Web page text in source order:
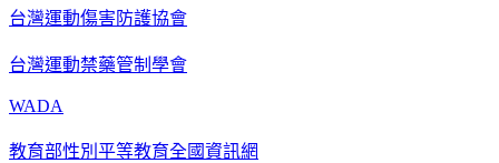
台灣運動傷害防護協會
台灣運動禁藥管制學會
WADA
教育部性別平等教育全國資訊網